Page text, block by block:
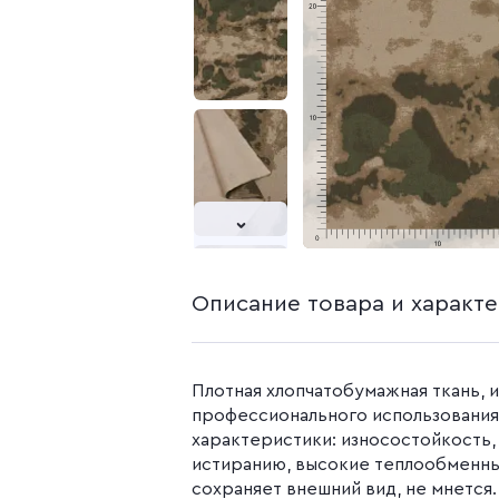
Камуфляжные ткани
Распродажа
Бязь
Бязь набивная
Поплин
Поплин 150 см
Поплин 220 см
Поплин
Поплин
Описание товара и
Плотная хлопчатобумажная ткань,
профессионального
характеристики:
истиранию, высокие
сохраняет внешний вид, не